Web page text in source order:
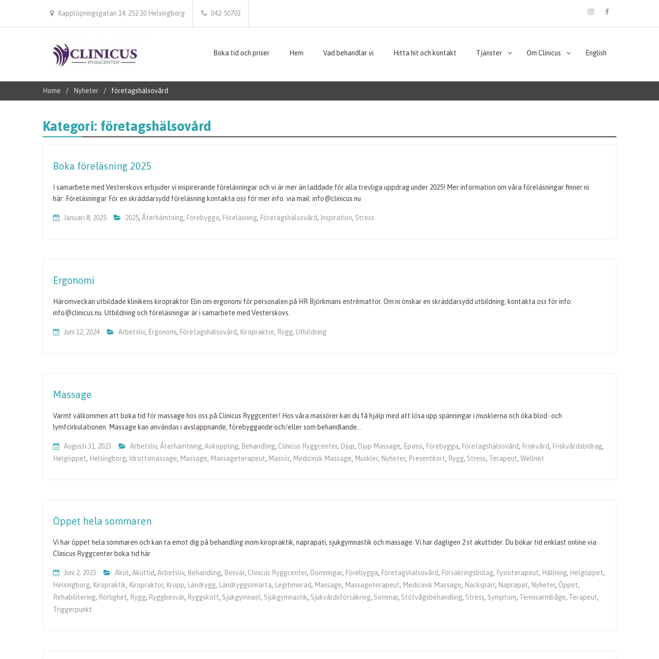
Kapplöpningsgatan 14, 252 30 Helsingborg
042-50703
Boka tid och priser Hem Vad behandlar vi Hitta hit och kontakt Tjänster Om Clinicus English
Home Nyheter företagshälsovård
Kategori: företagshälsovård
Boka föreläsning 2025
I samarbete med Vesterskovs erbjuder vi inspirerande föreläsningar och vi är mer än laddade för alla trevliga uppdrag under 2025! Mer information om våra föreläsningar finner ni
här: Föreläsningar För en skräddarsydd föreläsning kontakta oss för mer info. via mail: info@clinicus.nu
Januari 8, 2025 2025, Återhämtning, Förebygga, Föreläsning, Företagshälsovård, Inspiration, Stress
Ergonomi
Häromveckan utbildade klinikens kiropraktor Elin om ergonomi för personalen på HR Björkmans entrémattor. Om ni önskar en skräddarsydd utbildning, kontakta oss för info:
info@clinicus.nu. Utbildning och föreläsningar är i samarbete med Vesterskovs.
Juni 12, 2024 Arbetsliv, Ergonomi, Företagshälsovård, Kiropraktor, Rygg, Utbildning
Massage
Varmt välkommen att boka tid för massage hos oss på Clinicus Ryggcenter! Hos våra massörer kan du få hjälp med att lösa upp spänningar i musklerna och öka blod- och
lymfcirkulationen. Massage kan användas i avslappnande, förebyggande och/eller som behandlande…
Augusti 31, 2023 Arbetsliv, Återhämtning, Avkoppling, Behandling, Clinicus Ryggcenter, Djup, Djup Massage, Epassi, Förebygga, Företagshälsovård, Friskvård, Friskvårdsbidrag,
Helgöppet, Helsingborg, Idrottsmassage, Massage, Massageterapeut, Massör, Medicinsk Massage, Muskler, Nyheter, Presentkort, Rygg, Stress, Terapeut, Wellnet
Öppet hela sommaren
Vi har öppet hela sommaren och kan ta emot dig på behandling inom kiropraktik, naprapati, sjukgymnastik och massage. Vi har dagligen 2 st akuttider. Du bokar tid enklast online via:
Clinicus Ryggcenter boka tid här
Juni 2, 2023 Akut, Akuttid, Arbetsliv, Behandling, Besvär, Clinicus Ryggcenter, Domningar, Förebygga, Företagshälsovård, Försäkringsbolag, Fysioterapeut, Hållning, Helgöppet,
Helsingborg, Kiropraktik, Kiropraktor, Kropp, Ländrygg, Ländryggssmärta, Legitimerad, Massage, Massageterapeut, Medicinsk Massage, Nackspärr, Naprapat, Nyheter, Öppet,
Rehabilitering, Rörlighet, Rygg, Ryggbesvär, Ryggskott, Sjukgymnast, Sjukgymnastik, Sjukvårdsförsäkring, Sommar, Stötvågsbehandling, Stress, Symptom, Tennisarmbåge, Terapeut,
Triggerpunkt